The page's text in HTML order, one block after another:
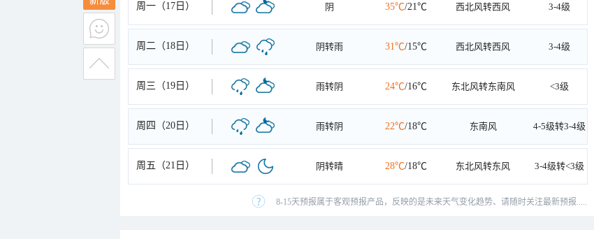
周一（17日） 阴 35℃/21℃ 西北风转西风 3-4级
周二（18日） 阴转雨 31℃/15℃ 西北风转西风 3-4级
周三（19日） 雨转阴 24℃/16℃ 东北风转东南风 <3级
周四（20日） 雨转阴 22℃/18℃ 东南风 4-5级转3-4级
周五（21日） 阴转晴 28℃/18℃ 东北风转东风 3-4级转<3级
8-15天预报属于客观预报产品，反映的是未来天气变化趋势、请随时关注最新预报.....